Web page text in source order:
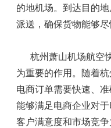
的地机场。到达目的
派送，确保货物能够尽
杭州萧山机场航空
为重要的作用。随着
电商订单需要快速、
能够满足电商企业对
客户满意度和市场竞